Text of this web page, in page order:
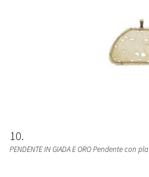
10
PENDENTE IN GIADA E ORO Pendente con pla